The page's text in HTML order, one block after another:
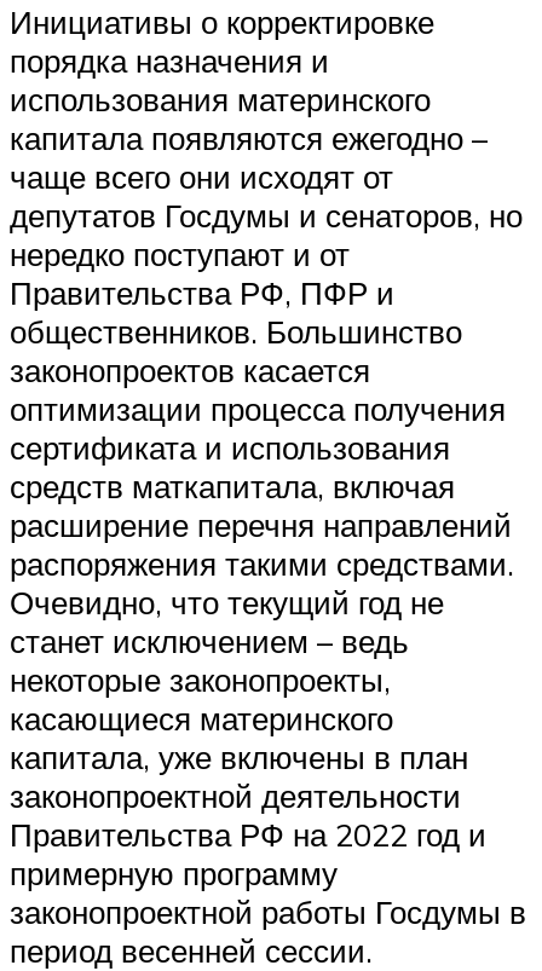
Инициативы о корректировке
порядка назначения и
использования материнского
капитала появляются ежегодно –
чаще всего они исходят от
депутатов Госдумы и сенаторов, но
нередко поступают и от
Правительства РФ, ПФР и
общественников. Большинство
законопроектов касается
оптимизации процесса получения
сертификата и использования
средств маткапитала, включая
расширение перечня направлений
распоряжения такими средствами.
Очевидно, что текущий год не
станет исключением – ведь
некоторые законопроекты,
касающиеся материнского
капитала, уже включены в план
законопроектной деятельности
Правительства РФ на 2022 год и
примерную программу
законопроектной работы Госдумы в
период весенней сессии.